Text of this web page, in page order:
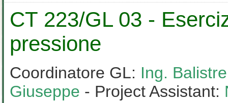
CT 223/GL 03 -
pressione
Coordinatore GL: Ing.
Giuseppe - Project Assistant: